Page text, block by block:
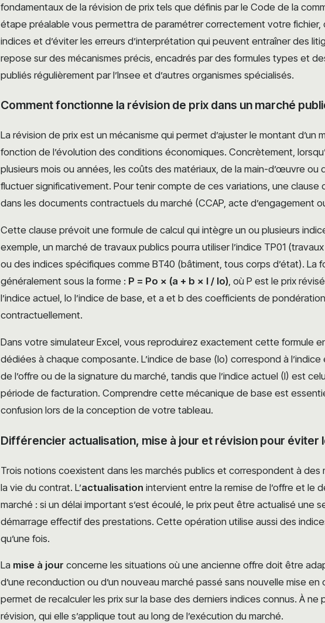
fondamentaux de la révision de prix tels que définis par le Code de la
étape préalable vous permettra de paramétrer correctement votre fichier,
indices et d’éviter les erreurs d’interprétation qui peuvent entraîner des
repose sur des mécanismes précis, encadrés par des formules types et
publiés régulièrement par l’Insee et d’autres organismes spécialisés.
Comment fonctionne la révision de prix dans un marché
La révision de prix est un mécanisme qui permet d’ajuster le montant d’un
fonction de l’évolution des conditions économiques. Concrètement,
plusieurs mois ou années, les coûts des matériaux, de la main-d’œuvre ou
fluctuer significativement. Pour tenir compte de ces variations, une clause
dans les documents contractuels du marché (CCAP, acte d’engagement
Cette clause prévoit une formule de calcul qui intègre un ou plusieurs
exemple, un marché de travaux publics pourra utiliser l’indice TP01
ou des indices spécifiques comme BT40 (bâtiment, tous corps d’état). La
généralement sous la forme : P = Po × (a + b × I / Io), où P est le prix
l’indice actuel, Io l’indice de base, et a et b des coefficients de
contractuellement.
Dans votre simulateur Excel, vous reproduirez exactement cette formule
dédiées à chaque composante. L’indice de base (Io) correspond à
de l’offre ou de la signature du marché, tandis que l’indice actuel (I) est
période de facturation. Comprendre cette mécanique de base est
confusion lors de la conception de votre tableau.
Différencier actualisation, mise à jour et révision pour éviter
Trois notions coexistent dans les marchés publics et correspondent à des
la vie du contrat. L’actualisation intervient entre la remise de l’offre et le
marché : si un délai important s’est écoulé, le prix peut être actualisé une
démarrage effectif des prestations. Cette opération utilise aussi des
qu’une fois.
La mise à jour concerne les situations où une ancienne offre doit être
d’une reconduction ou d’un nouveau marché passé sans nouvelle mise en
permet de recalculer les prix sur la base des derniers indices connus. À ne
révision, qui elle s’applique tout au long de l’exécution du marché.